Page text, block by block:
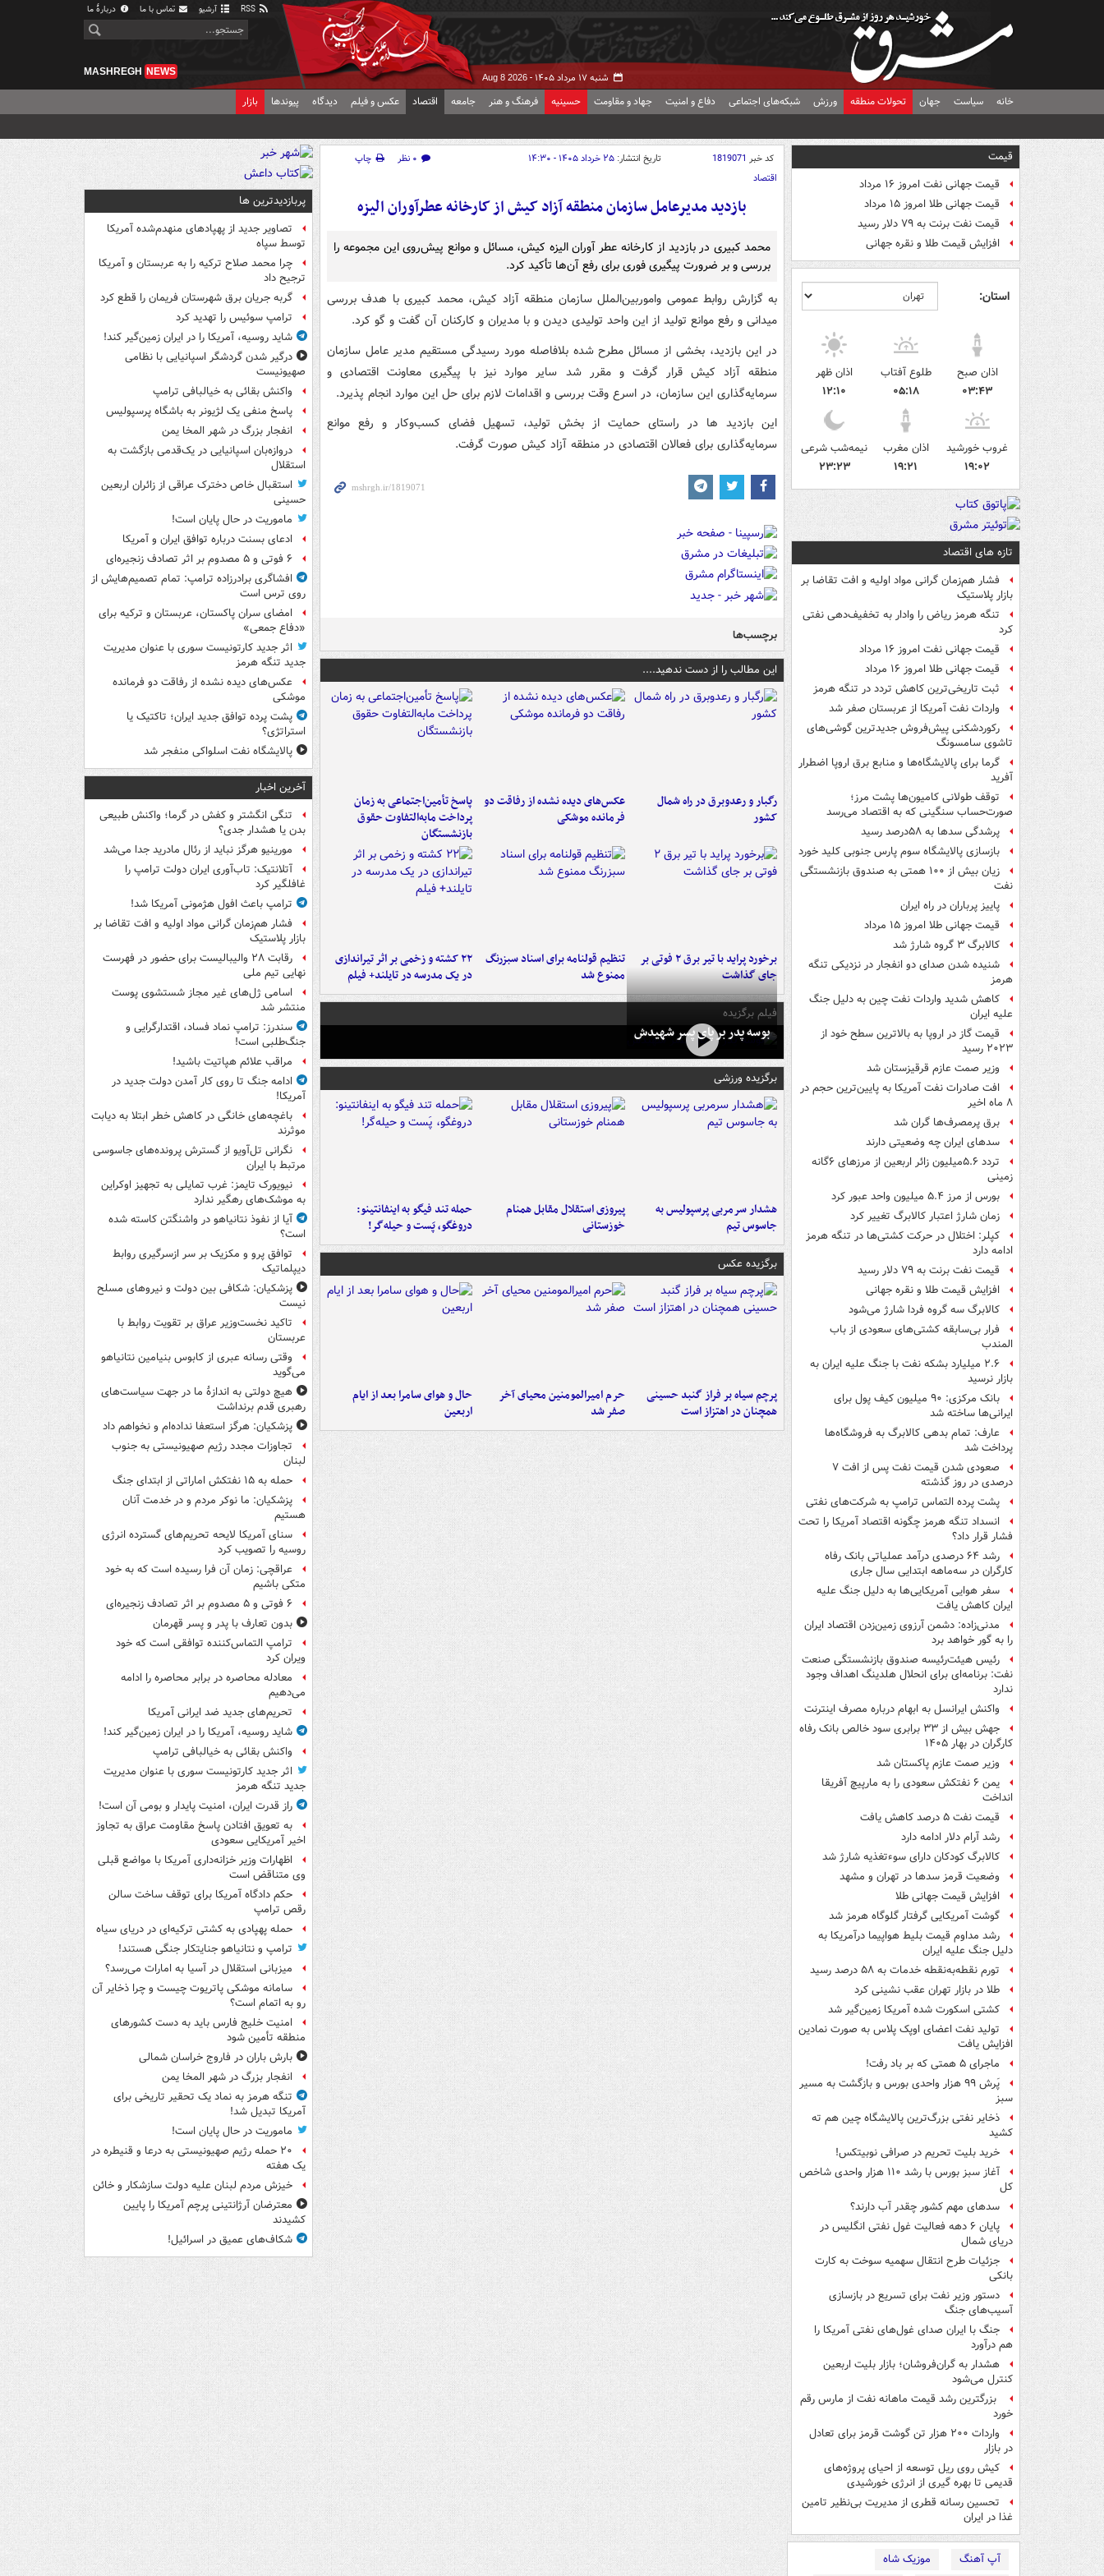
آرشیو تماس با ما دربارهٔ ما
شنبه ۱۷ مرداد ۱۴۰۵ - Aug 8 2026
MASHREGH NEWS
خانه سیاست جهان تحولات منطقه ورزش شبکه‌های اجتماعی دفاع و امنیت جهاد و مقاومت حسینیه فرهنگ و هنر جامعه اقتصاد عکس و فیلم دیدگاه پیوندها بازار
قیمت
قیمت جهانی نفت امروز ۱۶ مرداد
قیمت جهانی طلا امروز ۱۵ مرداد
قیمت نفت برنت به ۷۹ دلار رسید
افزایش قیمت طلا و نقره جهانی
استان:
اذان صبح
۰۳:۴۳
طلوع آفتاب
۰۵:۱۸
اذان ظهر
۱۲:۱۰
غروب خورشید
۱۹:۰۲
اذان مغرب
۱۹:۲۱
نیمه‌شب شرعی
۲۳:۲۳
تازه های اقتصاد
فشار هم‌زمان گرانی مواد اولیه و افت تقاضا بر
بازار پلاستیک
تنگه هرمز ریاض را وادار به تخفیف‌دهی نفتی
کرد
قیمت جهانی نفت امروز ۱۶ مرداد
قیمت جهانی طلا امروز ۱۶ مرداد
ثبت تاریخی‌ترین کاهش تردد در تنگه هرمز
واردات نفت آمریکا از عربستان صفر شد
رکوردشکنی پیش‌فروش جدیدترین گوشی‌های
تاشوی سامسونگ
گرما برای پالایشگاه‌ها و منابع برق اروپا اضطرار
آفرید
توقف طولانی کامیون‌ها پشت مرز؛
صورت‌حساب سنگینی که به اقتصاد می‌رسد
پرشدگی سدها به ۵۸درصد رسید
بازسازی پالایشگاه سوم پارس جنوبی کلید خورد
زیان بیش از ۱۰۰ همتی به صندوق‌ بازنشستگی
نفت
پاییز پرباران در راه ایران
قیمت جهانی طلا امروز ۱۵ مرداد
کالابرگ ۳ گروه شارژ شد
شنیده شدن صدای دو انفجار در نزدیکی تنگه
هرمز
کاهش شدید واردات نفت چین به دلیل جنگ
علیه ایران
قیمت گاز در اروپا به بالاترین سطح خود از
۲۰۲۳ رسید
وزیر صمت عازم قرقیزستان شد
افت صادرات نفت آمریکا به پایین‌ترین حجم در
۸ ماه اخیر
برق پرمصرف‌ها گران شد
سدهای ایران چه وضعیتی دارند
تردد ۵.۶میلیون زائر اربعین از مرزهای ۶گانه
زمینی
بورس از مرز ۵.۴ میلیون واحد عبور کرد
زمان شارژ اعتبار کالابرگ تغییر کرد
کپلر: اختلال در حرکت کشتی‌ها در تنگه هرمز
ادامه دارد
قیمت نفت برنت به ۷۹ دلار رسید
افزایش قیمت طلا و نقره جهانی
کالابرگ سه گروه فردا شارژ می‌شود
فرار بی‌سابقه کشتی‌های سعودی از باب
المندب
۲.۶ میلیارد بشکه نفت با جنگ علیه ایران به
بازار نرسید
بانک مرکزی: ۹۰ میلیون کیف پول برای
ایرانی‌ها ساخته شد
عارف: تمام بدهی کالابرگ به فروشگاه‌ها
پرداخت شد
صعودی شدن قیمت نفت پس از افت ۷
درصدی در روز گذشته
پشت پرده التماس ترامپ به شرکت‌های نفتی
انسداد تنگه هرمز چگونه اقتصاد آمریکا را تحت
فشار قرار داد؟
رشد ۶۴ درصدی درآمد عملیاتی بانک رفاه
کارگران در سه‌ماهه ابتدایی سال جاری
سفر هوایی آمریکایی‌ها به دلیل جنگ علیه
ایران کاهش یافت
مدنی‌زاده: دشمن آرزوی زمین‌زدن اقتصاد ایران
را به گور خواهد برد
رئیس هیئت‌رئیسه صندوق بازنشستگی صنعت
نفت: برنامه‌ای برای انحلال هلدینگ اهداف وجود
ندارد
واکنش ایرانسل به ابهام درباره مصرف اینترنت
جهش بیش از ۳۳ برابری سود خالص بانک رفاه
کارگران در بهار ۱۴۰۵
وزیر صمت عازم پاکستان شد
یمن ۶ نفتکش سعودی را به مارپیچ آفریقا
انداخت
قیمت نفت ۵ درصد کاهش یافت
رشد آرام دلار ادامه دارد
کالابرگ کودکان دارای سوءتغذیه شارژ شد
وضعیت قرمز سدها در تهران و مشهد
افزایش قیمت جهانی طلا
گوشت آمریکایی گرفتار گلوگاه هرمز شد
رشد مداوم قیمت بلیط هواپیما درآمریکا به
دلیل جنگ علیه ایران
تورم نقطه‌به‌نقطه خدمات به ۵۸ درصد رسید
طلا در بازار تهران عقب نشینی کرد
کشتی اسکورت شده آمریکا زمین‌گیر شد
تولید نفت اعضای اوپک پلاس به صورت نمادین
افزایش یافت
ماجرای ۵ همتی که بر باد رفت!
پَرش ۹۹ هزار واحدی بورس و بازگشت به مسیر
سبز
ذخایر نفتی بزرگ‌ترین پالایشگاه چین هم ته
کشید
خرید بلیت تحریم در صرافی نوبیتکس!
آغاز سبز بورس با رشد ۱۱۰ هزار واحدی شاخص
کل
سدهای مهم کشور چقدر آب دارند؟
پایان ۶ دهه فعالیت غول نفتی انگلیس در
دریای شمال
جزئیات طرح انتقال سهمیه سوخت به کارت
بانکی
دستور وزیر نفت برای تسریع در بازسازی
آسیب‌های جنگ
جنگ با ایران صدای غول‌های نفتی آمریکا را
هم درآورد
هشدار به گران‌فروشان؛ بازار بلیت اربعین
کنترل می‌شود
بزرگترین رشد قیمت ماهانه نفت از مارس رقم
خورد
واردات ۲۰۰ هزار تن گوشت قرمز برای تعادل
در بازار
کیش روی ریل توسعه از احیای پروژه‌های
قدیمی تا بهره گیری از انرژی خورشیدی
تحسین رسانه قطری از مدیریت بی‌نظیر تامین
غذا در ایران
آپ آهنگ موزیک شاه
کد خبر 1819071 تاریخ انتشار: ۲۵ خرداد ۱۴۰۵ - ۱۴:۳۰ ۰ نظر
چاپ
اقتصاد
بازدید مدیرعامل سازمان منطقه آزاد کیش از کارخانه عطرآوران الیزه
محمد کبیری در بازدید از کارخانه عطر آوران الیزه کیش، مسائل و موانع پیش‌روی این مجموعه را
بررسی و بر ضرورت پیگیری فوری برای رفع آن‌ها تأکید کرد.
به گزارش روابط عمومی واموربین‌الملل سازمان منطقه آزاد کیش، محمد کبیری با هدف بررسی
میدانی و رفع موانع تولید از این واحد تولیدی دیدن و با مدیران و کارکنان آن گفت و گو کرد.
در این بازدید، بخشی از مسائل مطرح ‌شده بلافاصله مورد رسیدگی مستقیم مدیر عامل سازمان
منطقه آزاد کیش قرار گرفت و مقرر شد سایر موارد نیز با پیگیری معاونت اقتصادی و
سرمایه‌گذاری این سازمان، در اسرع وقت بررسی و اقدامات لازم برای حل این موارد انجام پذیرد.
این بازدید ها در راستای حمایت از بخش تولید، تسهیل فضای کسب‌وکار و رفع موانع
سرمایه‌گذاری برای فعالان اقتصادی در منطقه آزاد کیش صورت گرفت.
برچسب‌ها
این مطالب را از دست ندهید....
رگبار و رعدوبرق در راه شمال
کشور
عکس‌های دیده نشده از رفاقت دو
فرمانده‌ موشکی
پاسخ تأمین‌اجتماعی به زمان
پرداخت مابه‌التفاوت حقوق
بازنشستگان
برخورد پراید با تیر برق ۲ فوتی بر
جای گذاشت
تنظیم قولنامه برای اسناد سبزرنگ
ممنوع شد
۲۲ کشته و زخمی بر اثر تیراندازی
در یک مدرسه در تایلند+ فیلم
فیلم برگزیده
بوسه‌ پدر بر پای پسر شهیدش
برگزیده ورزشی
هشدار سرمربی پرسپولیس به
جاسوس تیم
پیروزی استقلال مقابل همنام
خوزستانی
حمله تند فیگو به اینفانتینو:
دروغگو، پَست‌ و حیله‌گر!
برگزیده عکس
پرچم سیاه بر فراز گنبد حسینی
همچنان در اهتزاز است
حرم امیرالمومنین محیای آخر
صفر شد
حال و هوای سامرا بعد از ایام
اربعین
پربازدیدترین ها
تصاویر جدید از پهپادهای منهدم‌شده آمریکا
توسط سپاه
چرا محمد صلاح ترکیه را به عربستان و آمریکا
ترجیح داد
گربه جریان برق شهرستان فریمان را قطع کرد
ترامپ سوئیس را تهدید کرد
شاید روسیه، آمریکا را در ایران زمین‌گیر کند!
درگیر شدن گردشگر اسپانیایی با نظامی
صهیونیست
واکنش بقائی به خیالبافی ترامپ
پاسخ منفی یک لژیونر به باشگاه پرسپولیس
انفجار بزرگ در شهر المخا یمن
دروازه‌بان اسپانیایی در یک‌قدمی بازگشت به
استقلال
استقبال خاص دخترک عراقی از زائران اربعین
حسینی
ماموریت در حال پایان است!
ادعای بسنت درباره توافق ایران و آمریکا
۶ فوتی و ۵ مصدوم بر اثر تصادف زنجیره‌ای
افشاگری برادرزاده ترامپ: تمام تصمیم‌هایش از
روی ترس است
امضای سران پاکستان، عربستان و ترکیه برای
«دفاع جمعی»
اثر جدید کارتونیست سوری با عنوان مدیریت
جدید تنگه هرمز
عکس‌های دیده نشده از رفاقت دو فرمانده‌
موشکی
پشت پرده توافق جدید ایران؛ تاکتیک یا
استراتژی؟
پالایشگاه نفت اسلواکی منفجر شد
آخرین اخبار
تنگی انگشتر و کفش در گرما؛ واکنش طبیعی
بدن یا هشدار جدی؟
مورینیو هرگز نباید از رئال مادرید جدا می‌شد
آتلانتیک: تاب‌آوری ایران دولت ترامپ را
غافلگیر کرد
ترامپ باعث افول هژمونی آمریکا شد!
فشار هم‌زمان گرانی مواد اولیه و افت تقاضا بر
بازار پلاستیک
رقابت ۲۸ والیبالیست برای حضور در فهرست
نهایی تیم ملی
اسامی ژل‌های غیر مجاز شستشوی پوست
منتشر شد
سندرز: ترامپ نماد فساد، اقتدارگرایی و
جنگ‌طلبی است!
مراقب علائم هپاتیت باشید!
ادامه جنگ تا روی کار آمدن دولت جدید در
آمریکا!
باغچه‌های خانگی در کاهش خطر ابتلا به دیابت
موثرند
نگرانی تل‌آویو از گسترش پرونده‌های جاسوسی
مرتبط با ایران
نیویورک تایمز: غرب تمایلی به تجهیز اوکراین
به موشک‌های رهگیر ندارد
آیا از نفوذ نتانیاهو در واشنگتن کاسته شده
است؟
توافق پرو و مکزیک بر سر ازسرگیری روابط
دیپلماتیک
پزشکیان: شکافی بین دولت و نیروهای مسلح
نیست
تاکید نخست‌وزیر عراق بر تقویت روابط با
عربستان
وقتی رسانه عبری از کابوس بنیامین نتانیاهو
می‌گوید
هیچ دولتی به اندازۀ ما در جهت سیاست‌های
رهبری قدم برنداشت
پزشکیان: هرگز استعفا نداده‌ام و نخواهم داد
تجاوزات مجدد رژیم صهیونیستی به جنوب
لبنان
حمله به ۱۵ نفتکش‌ اماراتی از ابتدای جنگ
پزشکیان: ما نوکر مردم و در خدمت آنان
هستیم
سنای آمریکا لایحه تحریم‌های گسترده انرژی
روسیه را تصویب کرد
عراقچی: زمان آن فرا رسیده است که به خود
متکی باشیم
۶ فوتی و ۵ مصدوم بر اثر تصادف زنجیره‌ای
بدون تعارف با پدر و پسر قهرمان
ترامپ التماس‌کننده توافقی است که خود
ویران کرد
معادله محاصره در برابر محاصره را ادامه
می‌دهیم
تحریم‌های جدید ضد ایرانی آمریکا
شاید روسیه، آمریکا را در ایران زمین‌گیر کند!
واکنش بقائی به خیالبافی ترامپ
اثر جدید کارتونیست سوری با عنوان مدیریت
جدید تنگه هرمز
راز قدرت ایران، امنیت پایدار و بومی آن است!
به تعویق افتادن پاسخ مقاومت عراق به تجاوز
اخیر آمریکایی سعودی
اظهارات وزیر خزانه‌داری آمریکا با مواضع قبلی
وی متناقض است
حکم دادگاه آمریکا برای توقف ساخت سالن
رقص ترامپ
حمله پهپادی به کشتی ترکیه‌ای در دریای سیاه
ترامپ و نتانیاهو جنایتکار جنگی هستند!
میزبانی استقلال در آسیا به امارات می‌رسد؟
سامانه موشکی پاتریوت چیست و چرا ذخایر آن
رو به اتمام است؟
امنیت خلیج فارس باید به دست کشورهای
منطقه تأمین شود
بارش باران در فاروج خراسان شمالی
انفجار بزرگ در شهر المخا یمن
تنگه هرمز به نماد یک تحقیر تاریخی برای
آمریکا تبدیل شد!
ماموریت در حال پایان است!
۲۰ حمله رژیم صهیونیستی به درعا و قنیطره در
یک هفته
خیزش مردم لبنان علیه دولت سازشکار و خائن
معترضان آرژانتینی پرچم آمریکا را پایین
کشیدند
شکاف‌های عمیق در اسرائیل!